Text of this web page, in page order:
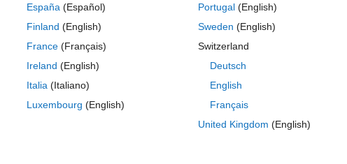
into the first column. Similarly....
array3.var, 'var3'})
España (Español)
Finland (English)
France (Français)
Ireland (English)
Italia (Italiano)
Luxembourg (English)
Portugal(English)
Sweden (English)
Switzerland
Deutsch
English
Français
United Kingdom (English)